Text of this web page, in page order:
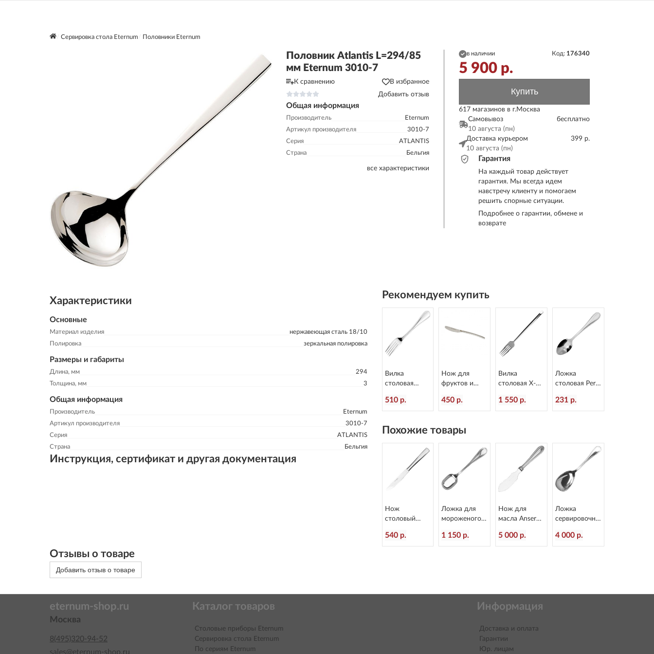
Сервировка стола Eternum Половники Eternum
Половник Atlantis L=294/85
мм Eternum 3010-7
К сравнению
В избранное
Добавить отзыв
Общая информация
Производитель
Eternum
Артикул производителя
3010-7
Серия
ATLANTIS
Страна
Бельгия
все характеристики
в наличии Код: 176340
5 900 р.
Купить
617 магазинов в г.Москва
Самовывоз
10 августа (пн)
бесплатно
Доставка курьером
10 августа (пн)
399 р.
Гарантия
На каждый товар действует
гарантия. Мы всегда идем
навстречу клиенту и помогаем
решить спорные ситуации.
Подробнее о гарантии, обмене и
возврате
Характеристики
Основные
Материал изделия
нержавеющая сталь 18/10
Полировка
зеркальная полировка
Размеры и габариты
Длина, мм
294
Толщина, мм
3
Общая информация
Производитель
Eternum
Артикул производителя
3010-7
Серия
ATLANTIS
Страна
Бельгия
Инструкция, сертификат и другая документация
Рекомендуем купить
Вилка
столовая
L=209/70 мм
Eternum 1670-
510 р.
Нож для
фруктов и
L=160/60 мм
Eternum 2080-
450 р.
Вилка
столовая X-15
Eternum 1860-
1
1 550 р.
Ложка
столовая Perle
Eternum 302-2
231 р.
Похожие товары
Нож
столовый
L=236/120 мм
Eternum 3010-
540 р.
Ложка для
мороженого
L=138/45 мм
Eternum 1670-
1 150 р.
Нож для
масла Anser
Eternum 1670-
27
5 000 р.
Ложка
сервировочна
L=223/91 мм
Eternum 1670-
4 000 р.
Отзывы о товаре
Добавить отзыв о товаре
eternum-shop.ru
Москва
8(495)320-94-52
sales@eternum-shop.ru
Каталог товаров
Столовые приборы Eternum
Сервировка стола Eternum
По сериям Eternum
Информация
Доставка и оплата
Гарантии
Юр. лицам